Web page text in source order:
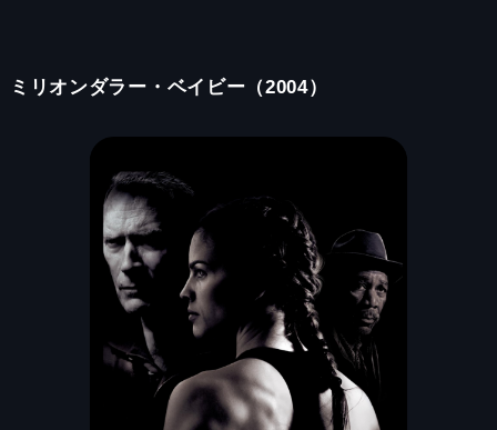
ミリオンダラー・ベイビー（2004）